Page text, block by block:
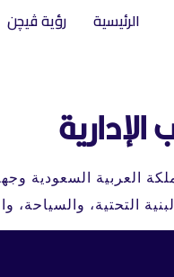
الرئيسية رؤية ڤيچن
الإدارية
التحتية، والسياحة،